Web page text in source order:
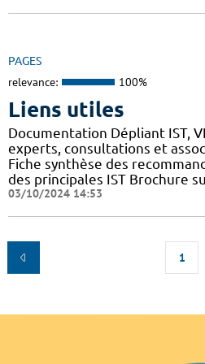
PAGES
relevance: 100%
Liens utiles
Documentation Dépliant IST,
experts, consultations et
Fiche synthèse des
des principales IST Brochure
03/10/2024 14:53
1